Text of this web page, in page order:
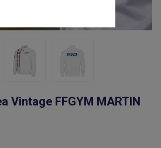
Vintage FFGYM MARTIN